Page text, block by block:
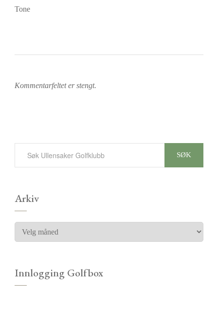
Tone
Kommentarfeltet er stengt.
SØK
Arkiv
Innlogging Golfbox